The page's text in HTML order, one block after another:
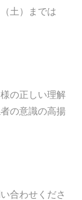
土）までは
の正しい理解
の意識の高揚
合わせくださ